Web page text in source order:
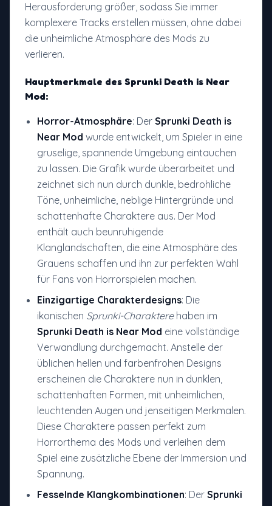
Herausforderung größer, sodass Sie immer
komplexere Tracks erstellen müssen, ohne dabei
die unheimliche Atmosphäre des Mods zu
verlieren.
Hauptmerkmale des Sprunki Death is Near
Mod:
Horror-Atmosphäre: Der Sprunki Death is
Near Mod wurde entwickelt, um Spieler in eine
gruselige, spannende Umgebung eintauchen
zu lassen. Die Grafik wurde überarbeitet und
zeichnet sich nun durch dunkle, bedrohliche
Töne, unheimliche, neblige Hintergründe und
schattenhafte Charaktere aus. Der Mod
enthält auch beunruhigende
Klanglandschaften, die eine Atmosphäre des
Grauens schaffen und ihn zur perfekten Wahl
für Fans von Horrorspielen machen.
Einzigartige Charakterdesigns: Die
ikonischen Sprunki-Charakterehaben im
Sprunki Death is Near Mod eine vollständige
Verwandlung durchgemacht. Anstelle der
üblichen hellen und farbenfrohen Designs
erscheinen die Charaktere nun in dunklen,
schattenhaften Formen, mit unheimlichen,
leuchtenden Augen und jenseitigen Merkmalen.
Diese Charaktere passen perfekt zum
Horrorthema des Mods und verleihen dem
Spiel eine zusätzliche Ebene der Immersion und
Spannung.
Fesselnde Klangkombinationen: Der Sprunki